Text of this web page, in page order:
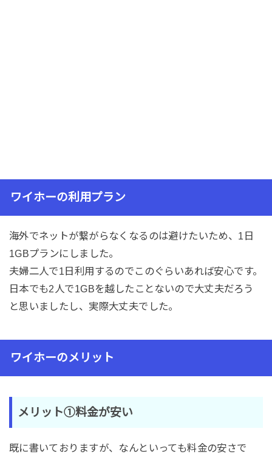
ワイホーの利用プラン
海外でネットが繋がらなくなるのは避けたいため、1日
1GBプランにしました。
夫婦二人で1日利用するのでこのぐらいあれば安心です。
日本でも2人で1GBを越したことないので大丈夫だろう
と思いましたし、実際大丈夫でした。
ワイホーのメリット
メリット①料金が安い
既に書いておりますが、なんといっても料金の安さで